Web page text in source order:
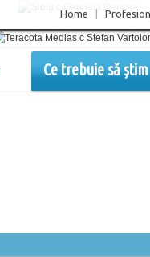
Home
Ce trebuie să știm